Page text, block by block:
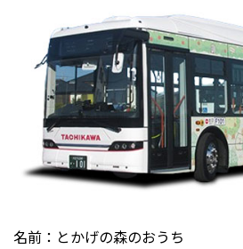
名前：とかげの森のおうち